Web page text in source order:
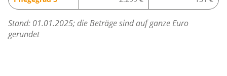
Stand: 01.01.2025; die Beträge sind auf ganze Euro
gerundet